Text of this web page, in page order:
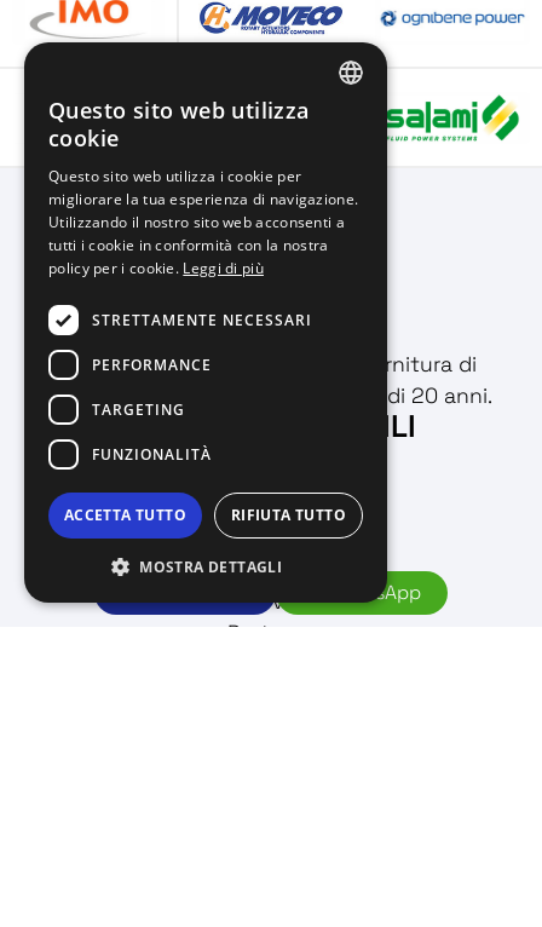
Progettazione, produzione e fornitura di
componenti oleodinamici da più di 20 anni.
INFORMAZIONI UTILI
Prodotti
Applicazione
Engineering
Servizi
Partners
WhatsApp
SPANISH
FRENCH
Questo sito web utilizza
cookie
Questo sito web utilizza i cookie per
migliorare la tua esperienza di navigazione.
Utilizzando il nostro sito web acconsenti a
tutti i cookie in conformità con la nostra
policy per i cookie. Leggi di più
STRETTAMENTE NECESSARI
PERFORMANCE
TARGETING
FUNZIONALITÀ
ACCETTA TUTTO RIFIUTA TUTTO
MOSTRA DETTAGLI